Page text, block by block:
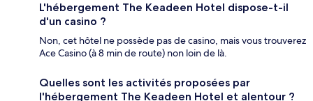
L'hébergement The Keadeen Hotel dispose-t-il
d'un casino ?
Non, cet hôtel ne possède pas de casino, mais vous trouverez
Ace Casino (à 8 min de route) non loin de là.
Quelles sont les activités proposées par
l'hébergement The Keadeen Hotel et alentour ?